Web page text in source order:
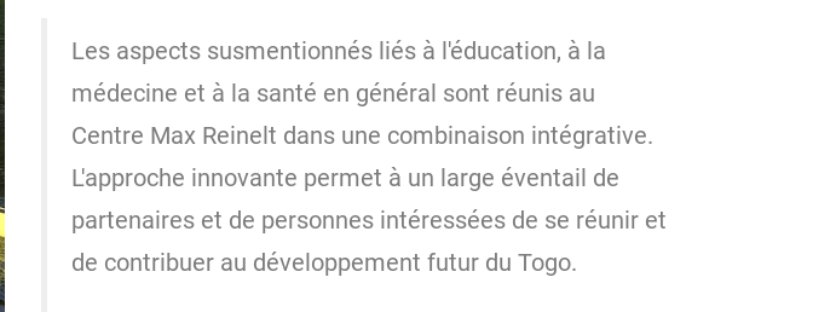
Les aspects susmentionnés liés à l'éducation, à la
médecine et à la santé en général sont réunis au
Centre Max Reinelt dans une combinaison intégrative.
L'approche innovante permet à un large éventail de
partenaires et de personnes intéressées de se réunir et
de contribuer au développement futur du Togo.